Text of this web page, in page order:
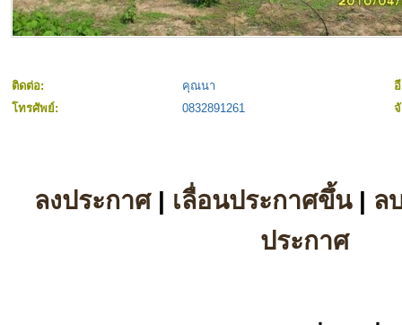
ติดต่อ: คุณนา
โทรศัพย์:
0832891261
ลงประกาศ| เลื่อนประกาศขึ้น| ล
ประกาศ